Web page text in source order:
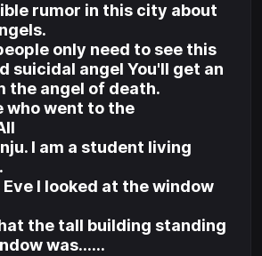
rumor in this city about
only need to see this
suicidal angel You'll get an
the angel of death.
who went to the
I am a student living
Eve I looked at the window
the tall building standing
was……